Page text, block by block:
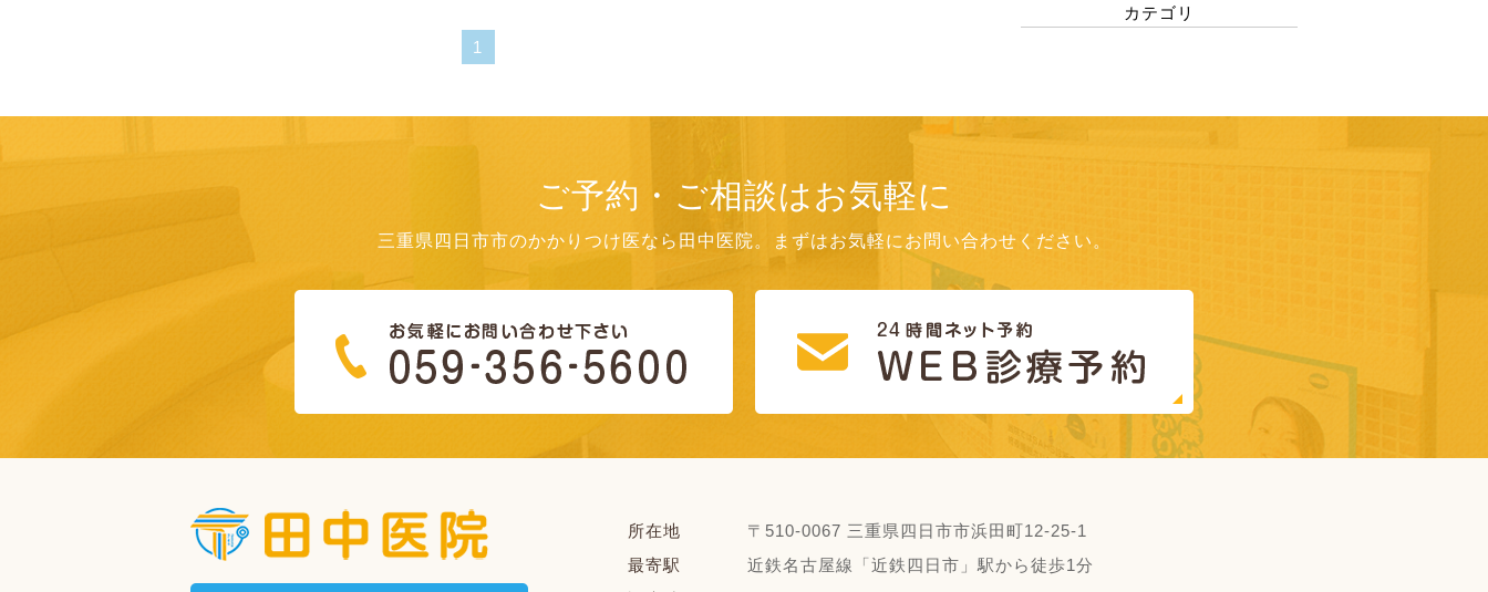
1
カテゴリ
ご予約・ご相談はお気軽に
三重県四日市市のかかりつけ医なら田中医院。まずはお気軽にお問い合わせください。
所在地
〒510-0067 三重県四日市市浜田町12-25-1
最寄駅
近鉄名古屋線「近鉄四日市」駅から徒歩1分